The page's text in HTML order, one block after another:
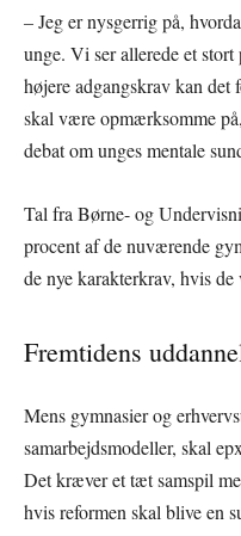
–Jeg er nysgerrig på,
unge. Vi ser allerede et stort
højere adgangskrav kan
skal være opmærksomme
debat om unges mentale
Tal fra Børne- og
procent af de nuværende
de nye karakterkrav, hvis
Fremtidens
Mens gymnasier og
samarbejdsmodeller, skal
Det kræver et tæt samspil
hvis reformen skal blive en